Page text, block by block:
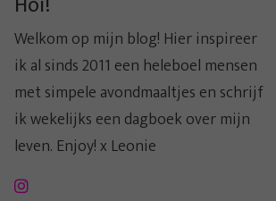
Welkom op mijn blog! Hier inspireer
ik al sinds 2011 een heleboel mensen
met simpele avondmaaltjes en schrijf
ik wekelijks een dagboek over mijn
leven. Enjoy! x Leonie
Instagram